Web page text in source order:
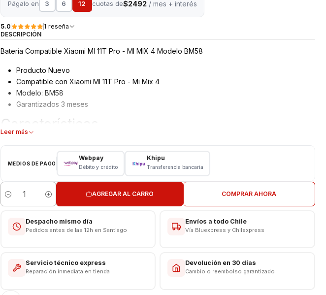
Págalo en 3 6 12 cuotas de$2492/ mes + interés
5.0
1 reseña
DESCRIPCIÓN
Batería Compatible Xiaomi MI 11T Pro - MI MIX 4 Modelo BM58
Producto Nuevo
Compatible con Xiaomi MI 11T Pro - Mi Mix 4
Modelo: BM58
Garantizados 3 meses
Características
Capacidad: 5000 mAh
Límite Voltaje: 4.4v
CONSULTE POR INSTALACIÓN EN TIENDA
Respaldo VENTAS ELECTRONICAS
Leer más
MEDIOS DE PAGO
Webpay
Débito y crédito
Khipu
Transferencia bancaria
Cantidad
AGREGAR AL CARRO COMPRAR AHORA
Despacho mismo día
Pedidos antes de las 12h en Santiago
Envíos a todo Chile
Vía Bluexpress y Chilexpress
Servicio técnico express
Reparación inmediata en tienda
Devolución en 30 días
Cambio o reembolso garantizado